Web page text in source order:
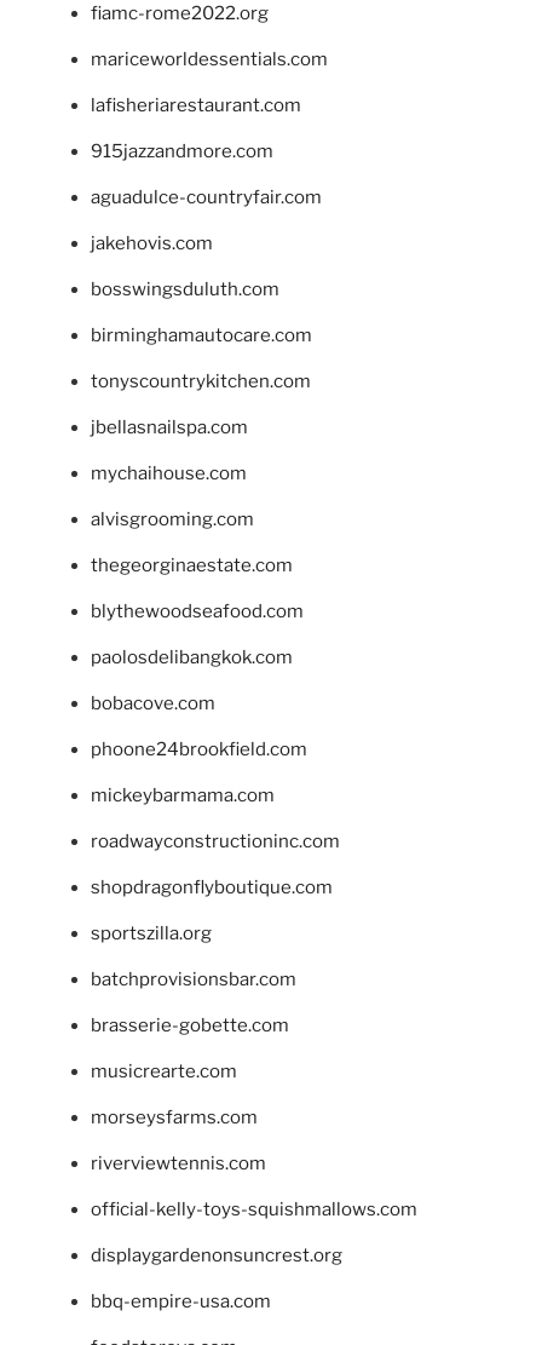
fiamc-rome2022.org
mariceworldessentials.com
lafisheriarestaurant.com
915jazzandmore.com
aguadulce-countryfair.com
jakehovis.com
bosswingsduluth.com
birminghamautocare.com
tonyscountrykitchen.com
jbellasnailspa.com
mychaihouse.com
alvisgrooming.com
thegeorginaestate.com
blythewoodseafood.com
paolosdelibangkok.com
bobacove.com
phoone24brookfield.com
mickeybarmama.com
roadwayconstructioninc.com
shopdragonflyboutique.com
sportszilla.org
batchprovisionsbar.com
brasserie-gobette.com
musicrearte.com
morseysfarms.com
riverviewtennis.com
official-kelly-toys-squishmallows.com
displaygardenonsuncrest.org
bbq-empire-usa.com